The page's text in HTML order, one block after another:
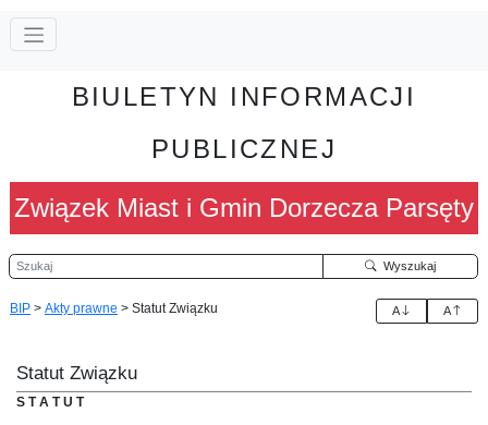
BIULETYN INFORMACJI
PUBLICZNEJ
Związek Miast i Gmin Dorzecza Parsęty
Szukaj Wyszukaj
BIP > Akty prawne > Statut Związku A A
Statut Związku
S T A T U T